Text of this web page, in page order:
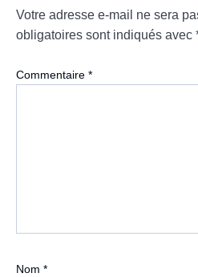
Votre adresse e-mail ne sera
obligatoires sont indiqués avec
Commentaire *
Nom *